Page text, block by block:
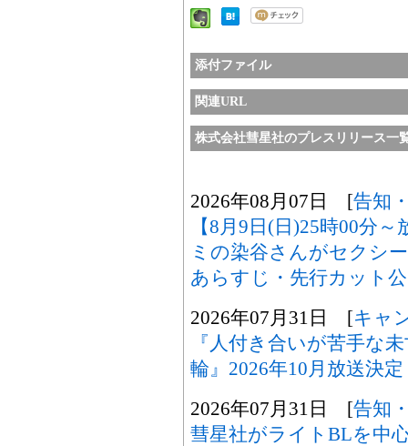
添付ファイル
関連URL
株式会社彗星社のプレスリリース一
2026年08月07日 [告知
【8月9日(日)25時00分
ミの染谷さんがセクシ
あらすじ・先行カット
2026年07月31日 [キャ
『人付き合いが苦手な
輪』2026年10月放送決定
2026年07月31日 [告知
彗星社がライトBLを中